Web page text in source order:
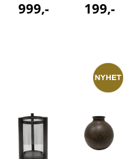
999,- 199,-